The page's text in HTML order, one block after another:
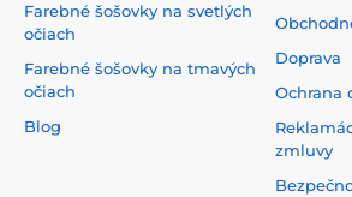
Farebné šošovky na svetlých
očiach
Farebné šošovky na tmavých
očiach
Blog
Doprava
Ochrana
zmluvy